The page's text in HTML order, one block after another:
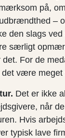
på,
–
den slags ved
særligt
For de
være
Det er ikke
når
Hvis
typisk lave